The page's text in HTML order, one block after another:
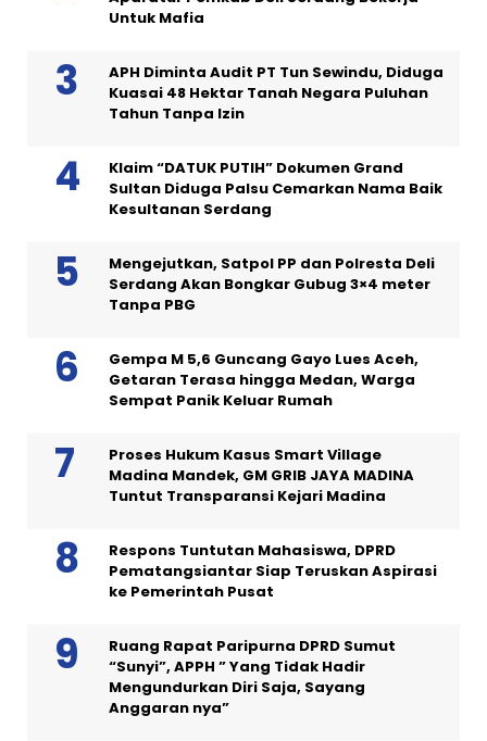
Untuk Mafia
APH Diminta Audit PT Tun Sewindu, Diduga
Kuasai 48 Hektar Tanah Negara Puluhan
Tahun Tanpa Izin
Klaim “DATUK PUTIH” Dokumen Grand
Sultan Diduga Palsu Cemarkan Nama Baik
Kesultanan Serdang
Mengejutkan, Satpol PP dan Polresta Deli
Serdang Akan Bongkar Gubug 3×4 meter
Tanpa PBG
Gempa M 5,6 Guncang Gayo Lues Aceh,
Getaran Terasa hingga Medan, Warga
Sempat Panik Keluar Rumah
Proses Hukum Kasus Smart Village
Madina Mandek, GM GRIB JAYA MADINA
Tuntut Transparansi Kejari Madina
Respons Tuntutan Mahasiswa, DPRD
Pematangsiantar Siap Teruskan Aspirasi
ke Pemerintah Pusat
Ruang Rapat Paripurna DPRD Sumut
“Sunyi”, APPH ” Yang Tidak Hadir
Mengundurkan Diri Saja, Sayang
Anggaran nya”